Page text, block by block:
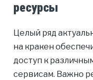
ресурсы
Целый ряд
на кракен
доступ к
сервисам. Важно